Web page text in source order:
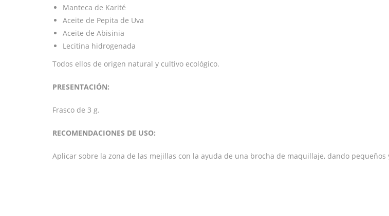
Manteca de Karité
Aceite de Pepita de Uva
Aceite de Abisinia
Lecitina hidrogenada
Todos ellos de origen natural y cultivo ecológico.
PRESENTACIÓN:
Frasco de 3 g.
RECOMENDACIONES DE USO:
Aplicar sobre la zona de las mejillas con la ayuda de una brocha de maquillaje, dando pequeños